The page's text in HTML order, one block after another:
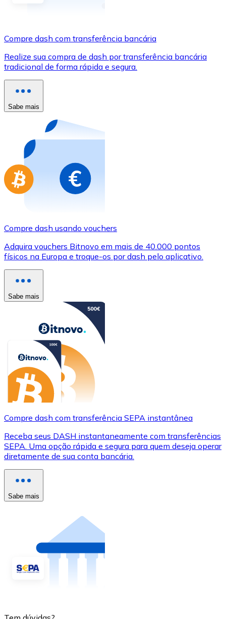
Use cartões Visa e Mastercard para comprar
Comprar com cartão
Compre cartões-presente das suas marcas favoritas
Ir para a loja de cartões-presente
Compre dash com transferência bancária
Realize sua compra de dash por transferência bancária
tradicional de forma rápida e segura.
Sabe mais
Compre dash usando vouchers
Adquira vouchers Bitnovo em mais de 40.000 pontos
físicos na Europa e troque-os por dash pelo aplicativo.
Sabe mais
Compre dash com transferência SEPA instantânea
Receba seus DASH instantaneamente com transferências
SEPA. Uma opção rápida e segura para quem deseja operar
diretamente de sua conta bancária.
Sabe mais